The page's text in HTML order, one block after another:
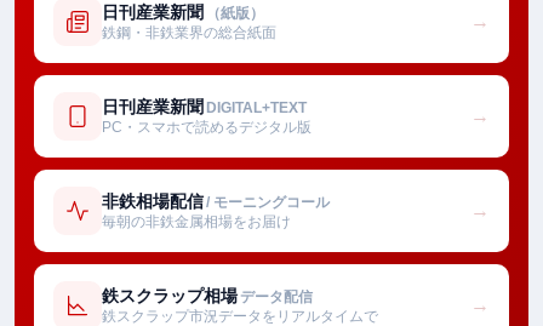
日刊産業新聞 （紙版）
鉄鋼・非鉄業界の総合紙面
→
日刊産業新聞 DIGITAL+TEXT
PC・スマホで読めるデジタル版
→
非鉄相場配信/ モーニングコール
毎朝の非鉄金属相場をお届け
→
鉄スクラップ相場 データ配信
鉄スクラップ市況データをリアルタイムで
→